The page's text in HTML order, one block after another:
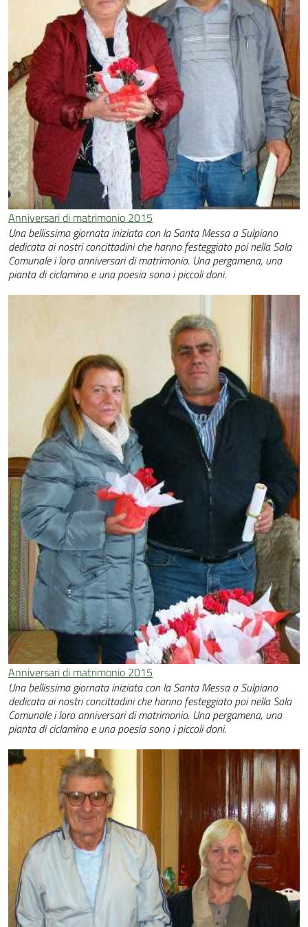
Anniversari di matrimonio 2015
Una bellissima giornata iniziata con la Santa Messa a Sulpiano
dedicata ai nostri concittadini che hanno festeggiato poi nella Sala
Comunale i loro anniversari di matrimonio. Una pergamena, una
pianta di ciclamino e una poesia sono i piccoli doni.
Anniversari di matrimonio 2015
Una bellissima giornata iniziata con la Santa Messa a Sulpiano
dedicata ai nostri concittadini che hanno festeggiato poi nella Sala
Comunale i loro anniversari di matrimonio. Una pergamena, una
pianta di ciclamino e una poesia sono i piccoli doni.